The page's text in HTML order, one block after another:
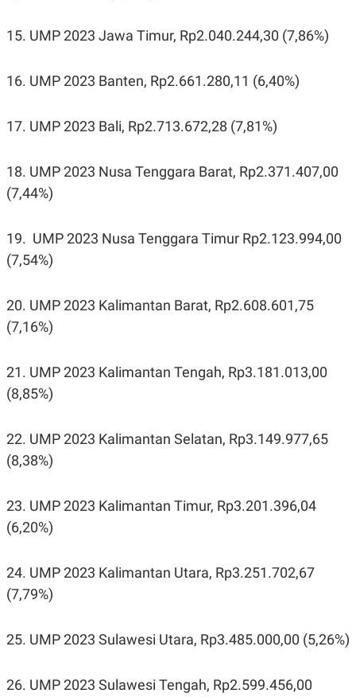
15. UMP 2023 Jawa Timur, Rp2.040.244,30 (7,86%)
16. UMP 2023 Banten, Rp2.661.280,11 (6,40%)
17. UMP 2023 Bali, Rp2.713.672,28 (7,81%)
18. UMP 2023 Nusa Tenggara Barat, Rp2.371.407,00
(7,44%)
19. UMP 2023 Nusa Tenggara Timur Rp2.123.994,00
(7,54%)
20. UMP 2023 Kalimantan Barat, Rp2.608.601,75
(7,16%)
21. UMP 2023 Kalimantan Tengah, Rp3.181.013,00
(8,85%)
22. UMP 2023 Kalimantan Selatan, Rp3.149.977,65
(8,38%)
23. UMP 2023 Kalimantan Timur, Rp3.201.396,04
(6,20%)
24. UMP 2023 Kalimantan Utara, Rp3.251.702,67
(7,79%)
25. UMP 2023 Sulawesi Utara, Rp3.485.000,00 (5,26%)
26. UMP 2023 Sulawesi Tengah, Rp2.599.456,00